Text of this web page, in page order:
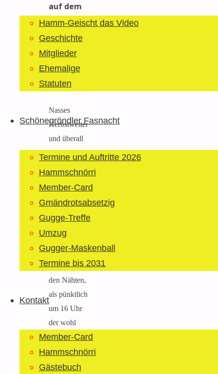
Hamm-Geischt das Video
Geschichte
Mitglieder
Ehemalige
Statuten
Schönegröndler Fasnacht
Termine und Auftritte 2026
Hammschnörri
Member-Card
Gmändrotsabsetzig
Gugge-Treffe
Umzug
Gugger-Maskenball
Termine bis 2031
Kontakt
Member-Card
Hammschnörri
Gästebuch
auf dem
Gemeindehausplatz
für gute
Stimmung
und
herzhaftes
Gelächter.
Nasses
Herbstwetter
und überall
sonnige
Schönegröndler
Chilbi
beschreiben.
Das Zelt
platzte fast aus
den Nähten,
als pünktlich
um 16 Uhr
der wohl
bekannteste
Bauchredner
der Schweiz